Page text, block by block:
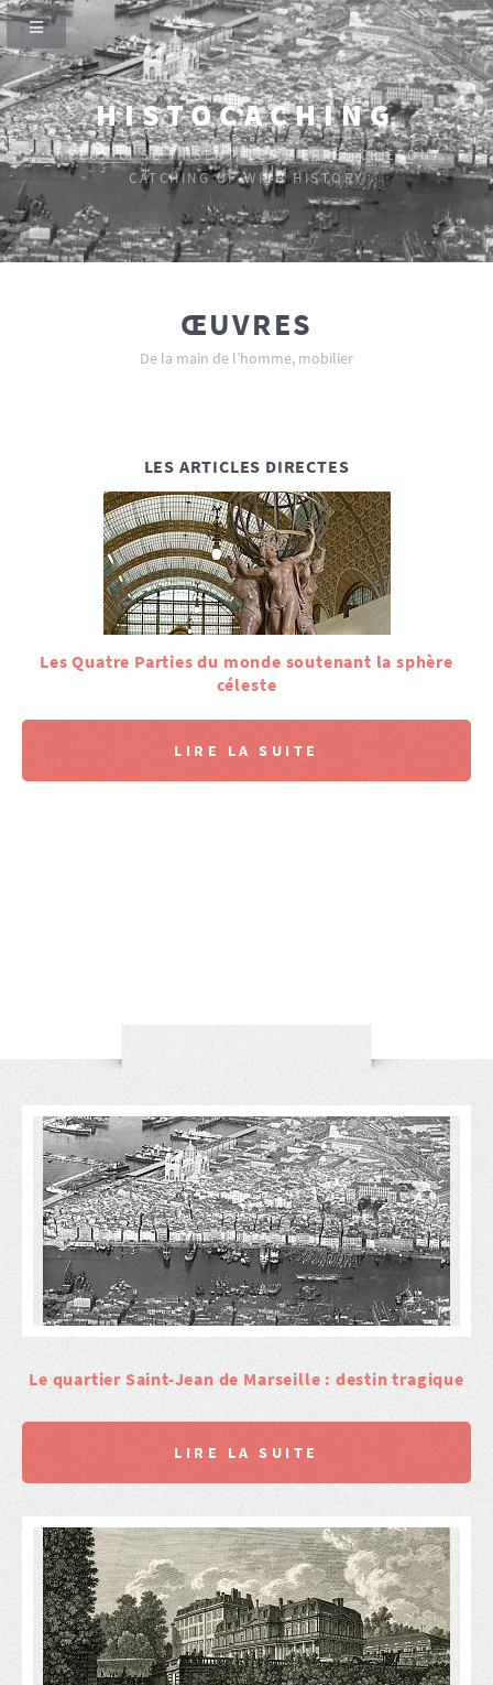
HISTOCACHING
SI CEUX-CI SE TAISENT, LES PIERRES CRIERONT.
CATCHING UP WITH HISTORY
ŒUVRES
De la main de l’homme, mobilier
LES ARTICLES DIRECTES
Les Quatre Parties du monde soutenant la sphère
céleste
LIRE LA SUITE
Le quartier Saint-Jean de Marseille : destin tragique
LIRE LA SUITE